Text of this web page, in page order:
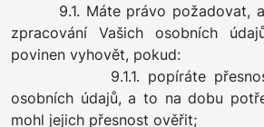
9.1. Máte právo požadovat,
zpracování Vašich osobních
povinen vyhovět, pokud:
9.1.1. popíráte přesnost
osobních údajů, a to na dobu
mohl jejich přesnost ověřit;